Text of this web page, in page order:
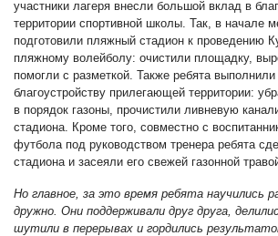
участники лагеря внесли большой вклад в
территории спортивной школы. Так, в начале
подготовили пляжный стадион к проведению
пляжному волейболу: очистили площадку,
помогли с разметкой. Также ребята
благоустройству прилегающей территории:
в порядок газоны, прочистили ливневую
стадиона. Кроме того, совместно с
футбола под руководством тренера ребята
стадиона и засеяли его свежей газонной
Но главное, за это время ребята научились
дружно. Они поддерживали друг друга,
шутили в перерывах и гордились